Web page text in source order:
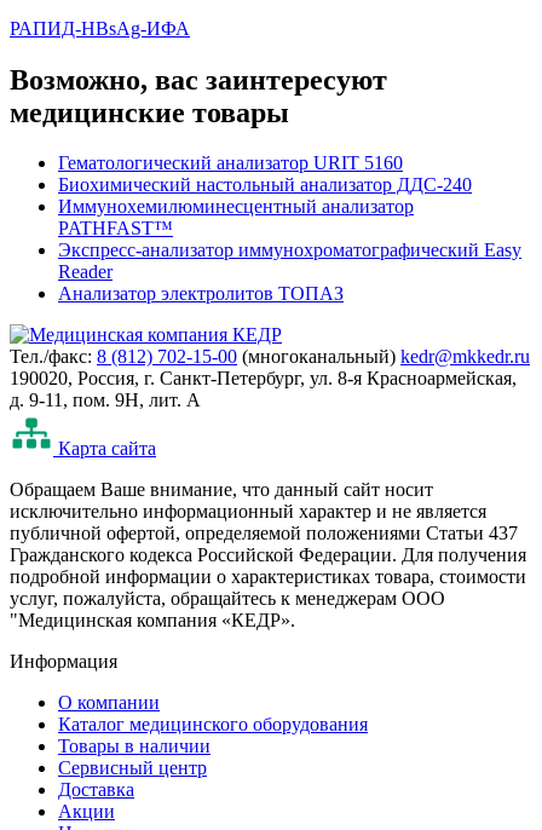
РАПИД-HBsAg-ИФА
Возможно, вас заинтересуют
медицинские товары
Гематологический анализатор URIT 5160
Биохимический настольный анализатор ДДС-240
Иммунохемилюминесцентный анализатор
PATHFAST™
Экспресс-анализатор иммунохроматографический Easy
Reader
Анализатор электролитов ТОПАЗ
Тел./факс: 8 (812) 702-15-00 (многоканальный) kedr@mkkedr.ru
190020, Россия, г. Санкт-Петербург, ул. 8-я Красноармейская,
д. 9-11, пом. 9Н, лит. А
Карта сайта
Oбращаем Ваше внимание, что данный сайт носит
исключительно информационный характер и не является
публичной офертой, определяемой положениями Статьи 437
Гражданского кодекса Российской Федерации. Для получения
подробной информации о характеристиках товара, стоимости
услуг, пожалуйста, обращайтесь к менеджерам ООО
"Медицинская компания «КЕДР».
Информация
О компании
Каталог медицинского оборудования
Товары в наличии
Сервисный центр
Доставка
Акции